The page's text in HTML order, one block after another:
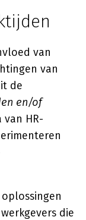
van
van
de
en/of
HR-
die